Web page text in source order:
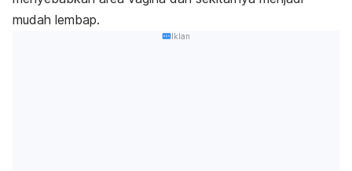
mudah lembap.
Iklan